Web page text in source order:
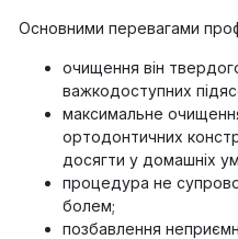
Основними перевагами
очищення він
важкодоступних
максимальне
ортодонтичних
досягти у домашніх
процедура не
болем;
позбавлення